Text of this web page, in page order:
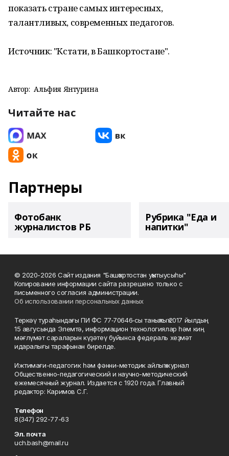
показать стране самых интересных,
талантливых, современных педагогов.
Источник: "Кстати, в Башкортостане".
Автор: Альфия Янтурина
Читайте нас
Партнеры
Фотобанк
журналистов РБ
Рубрика "Еда и
напитки"
© 2020-2026 Сайт издания "Башҡортостан уҡытыусыһы"
Копирование информации сайта разрешено только с
письменного согласия администрации.
Об использовании персональных данных
Теркәү тураһындағы ПИ ФС 77‑70646‑сы таныҡлыҡ 2017 йылдың
15 авгусында Элемтә, информацион технологиялар һәм киң
мәғлүмәт сараларын күҙәтеү буйынса федераль хеҙмәт
идаралығы тарафынан бирелде.
Ижтимағи-педагогик һәм фәнни-методик айлыҡ журнал
Общественно-педагогический и научно-методический
ежемесячный журнал. Издается с 1920 года. Главный
редактор: Каримов С.Г.
Телефон
8(347) 292-77-63
Эл. почта
uch.bash@mail.ru